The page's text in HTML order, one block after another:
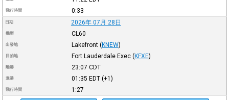
飛行時間 0:33
日期 2026年 07月 28日
機型 CL60
出發地 Lakefront (KNEW)
目的地 Fort Lauderdale Exec (KFXE)
離港 23:07 CDT
進港 01:35 EDT(+1)
飛行時間 1:27